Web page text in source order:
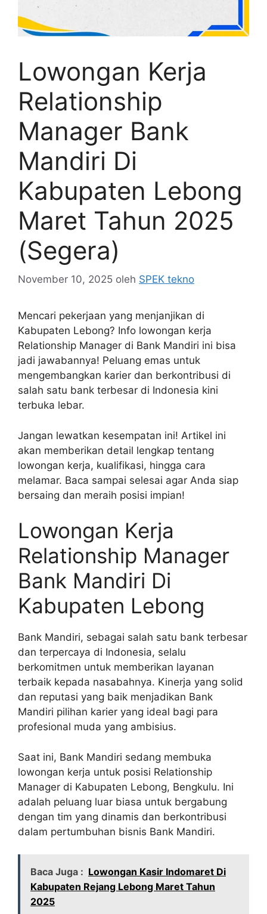
Lowongan Kerja
Relationship
Manager Bank
Mandiri Di
Kabupaten Lebong
Maret Tahun 2025
(Segera)
November 10, 2025 oleh SPEK tekno
Mencari pekerjaan yang menjanjikan di
Kabupaten Lebong? Info lowongan kerja
Relationship Manager di Bank Mandiri ini bisa
jadi jawabannya! Peluang emas untuk
mengembangkan karier dan berkontribusi di
salah satu bank terbesar di Indonesia kini
terbuka lebar.
Jangan lewatkan kesempatan ini! Artikel ini
akan memberikan detail lengkap tentang
lowongan kerja, kualifikasi, hingga cara
melamar. Baca sampai selesai agar Anda siap
bersaing dan meraih posisi impian!
Lowongan Kerja
Relationship Manager
Bank Mandiri Di
Kabupaten Lebong
Bank Mandiri, sebagai salah satu bank terbesar
dan terpercaya di Indonesia, selalu
berkomitmen untuk memberikan layanan
terbaik kepada nasabahnya. Kinerja yang solid
dan reputasi yang baik menjadikan Bank
Mandiri pilihan karier yang ideal bagi para
profesional muda yang ambisius.
Saat ini, Bank Mandiri sedang membuka
lowongan kerja untuk posisi Relationship
Manager di Kabupaten Lebong, Bengkulu. Ini
adalah peluang luar biasa untuk bergabung
dengan tim yang dinamis dan berkontribusi
dalam pertumbuhan bisnis Bank Mandiri.
Baca Juga : Lowongan Kasir Indomaret Di
Kabupaten Rejang Lebong Maret Tahun
2025